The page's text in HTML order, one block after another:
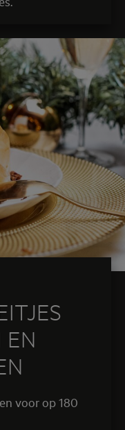
EN
voor op 180